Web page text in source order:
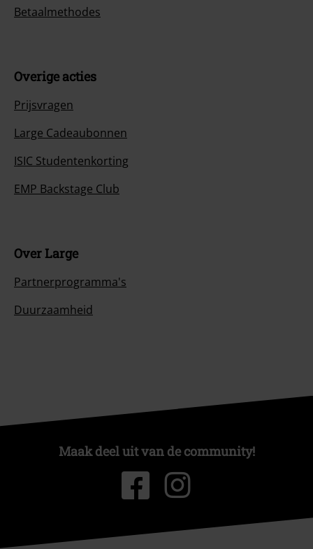
Betaalmethodes
Overige acties
Prijsvragen
Large Cadeaubonnen
ISIC Studentenkorting
EMP Backstage Club
Over Large
Partnerprogramma's
Duurzaamheid
Maak deel uit van de community!